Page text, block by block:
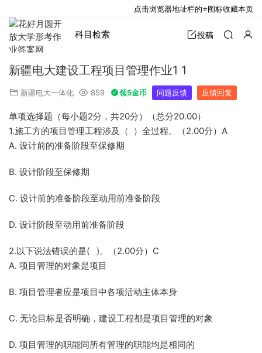
科目检索 投稿
新疆电大建设工程项目管理作业1 1
新疆电大一体化 859 领5金币 问题反馈 反馈回复
单项选择题（每小题2分，共20分）（总分20.00）
1.施工方的项目管理工程涉及（ ）全过程。（2.00分）A
A. 设计前的准备阶段至保修期
B. 设计阶段至保修期
C. 设计前的准备阶段至动用前准备阶段
D. 设计阶段至动用前准备阶段
2.以下说法错误的是( )。（2.00分）C
A. 项目管理的对象是项目
B. 项目管理者应是项目中各项活动主体本身
C. 无论目标是否明确，建设工程都是项目管理的对象
D. 项目管理的职能同所有管理的职能均是相同的
点击浏览器地址栏的⭐图标收藏本页